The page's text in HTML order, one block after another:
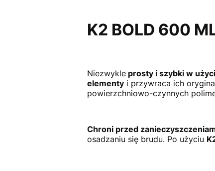
K2 BOLD 600
Niezwykleprosty i szybki w
elementyi przywraca ich
powierzchniowo-czynnych
Chroni przed
osadzaniu się brudu. Po użyciu